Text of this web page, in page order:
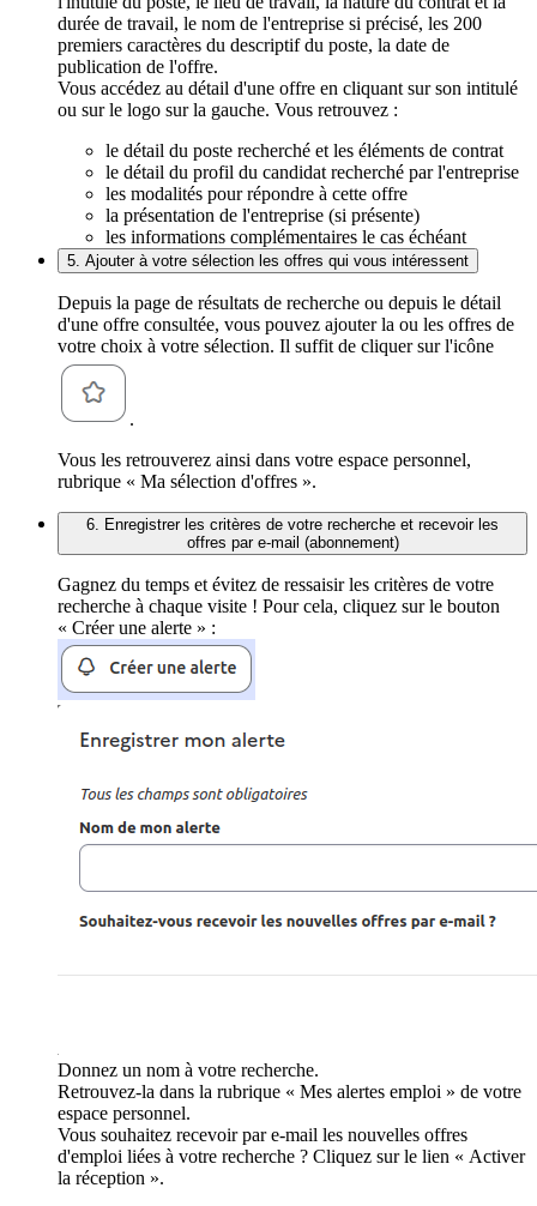
durée de travail, le nom de l'entreprise si précisé, les 200
premiers caractères du descriptif du poste, la date de
publication de l'offre.
Vous accédez au détail d'une offre en cliquant sur son intitulé
ou sur le logo sur la gauche. Vous retrouvez :
le détail du poste recherché et les éléments de contrat
le détail du profil du candidat recherché par l'entreprise
les modalités pour répondre à cette offre
la présentation de l'entreprise (si présente)
les informations complémentaires le cas échéant
5. Ajouter à votre sélection les offres qui vous intéressent
Depuis la page de résultats de recherche ou depuis le détail
d'une offre consultée, vous pouvez ajouter la ou les offres de
votre choix à votre sélection. Il suffit de cliquer sur l'icône
.
Vous les retrouverez ainsi dans votre espace personnel,
rubrique « Ma sélection d'offres ».
6. Enregistrer les critères de votre recherche et recevoir les
offres par e-mail (abonnement)
Gagnez du temps et évitez de ressaisir les critères de votre
recherche à chaque visite ! Pour cela, cliquez sur le bouton
« Créer une alerte » :
Donnez un nom à votre recherche.
Retrouvez-la dans la rubrique « Mes alertes emploi » de votre
espace personnel.
Vous souhaitez recevoir par e-mail les nouvelles offres
d'emploi liées à votre recherche ? Cliquez sur le lien « Activer
la réception ».